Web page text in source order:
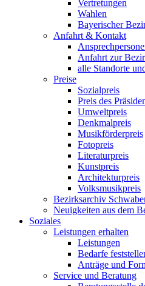
Vertretungen
Wahlen
Bayerischer
Anfahrt & Kontakt
Anfahrt zur
alle Standorte
Preise
Sozialpreis
Preis des
Umweltpreis
Denkmalpreis
Musikförderpreis
Fotopreis
Literaturpreis
Kunstpreis
Architekturpreis
Volksmusikpreis
Bezirksarchiv
Neuigkeiten aus dem
Soziales
Leistungen erhalten
Leistungen
Bedarfe
Anträge und
Service und Beratung